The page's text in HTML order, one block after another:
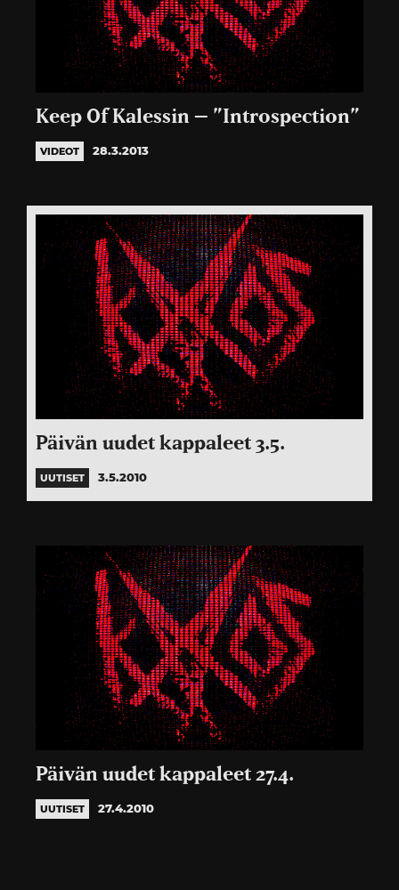
Keep Of Kalessin – ”Introspection”
VIDEOT 28.3.2013
Päivän uudet kappaleet 3.5.
UUTISET 3.5.2010
Päivän uudet kappaleet 27.4.
UUTISET 27.4.2010